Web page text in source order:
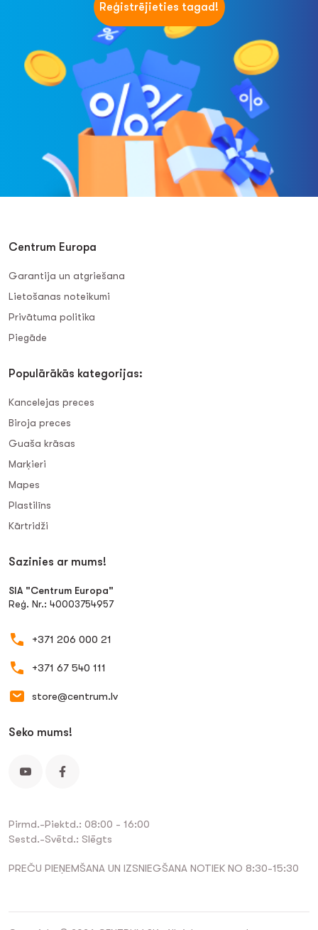
Reģistrējieties tagad!
Centrum Europa
Garantija un atgriešana
Lietošanas noteikumi
Privātuma politika
Piegāde
Populārākās kategorijas:
Kancelejas preces
Biroja preces
Guaša krāsas
Marķieri
Mapes
Plastilīns
Kārtridži
Sazinies ar mums!
SIA "Centrum Europa"
Reģ. Nr.: 40003754957
+371 206 000 21
+371 67 540 111
store@centrum.lv
Seko mums!
Pirmd.-Piektd.: 08:00 - 16:00
Sestd.-Svētd.: Slēgts
PREČU PIEŅEMŠANA UN IZSNIEGŠANA NOTIEK NO 8:30-15:30